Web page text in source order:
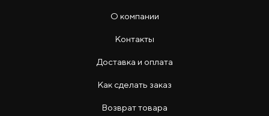
О компании
Контакты
Доставка и оплата
Как сделать заказ
Возврат товара